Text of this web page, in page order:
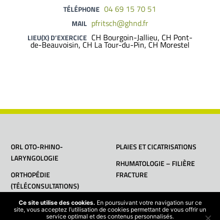
TÉLÉPHONE 04 69 15 70 51
MAIL pfritsch@ghnd.fr
LIEU(X) D’EXERCICE CH Bourgoin-Jallieu, CH Pont-
de-Beauvoisin, CH La Tour-du-Pin, CH Morestel
ORL OTO-RHINO-
LARYNGOLOGIE
ORTHOPÉDIE
(TÉLÉCONSULTATIONS)
PLAIES ET CICATRISATIONS
RHUMATOLOGIE – FILIÈRE
FRACTURE
Ce site utilise des cookies. En poursuivant votre navigation sur ce
site, vous acceptez l’utilisation de cookies permettant de vous offrir un
service optimal et des contenus personnalisés.